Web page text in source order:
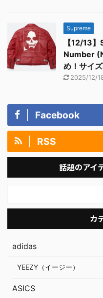
Supreme
【12/13
Number
め！サイ
2025/12/
Facebook
RSS
話題のアイ
カ
adidas
YEEZY（イージー）
ASICS